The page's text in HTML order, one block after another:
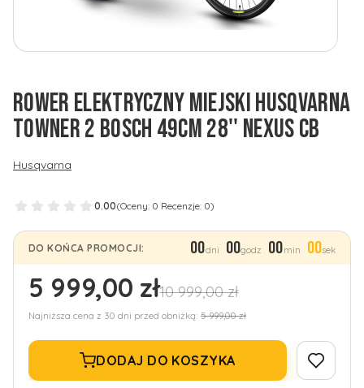
ROWER ELEKTRYCZNY MIEJSKI HUSQVARNA
TOWNER 2 BOSCH 49CM 28'' NEXUS CB
Husqvarna
0.00(Oceny: 0 Recenzje: 0)
DO KOŃCA PROMOCJI: 00dni 00godz 00min 00sek
5 999,00 zł10 999,00 zł
Najniższa cena z 30 dni przed obniżką: 5 999,00 zł
DODAJ DO KOSZYKA